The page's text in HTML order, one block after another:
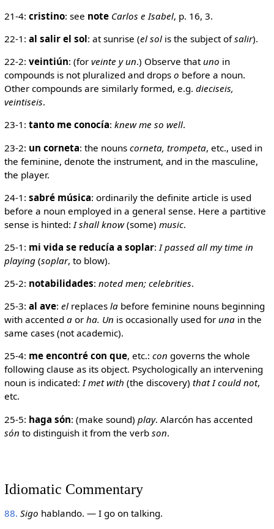
21-4: cristino: see note Carlos e Isabel, p. 16, 3.
22-1: al salir el sol: at sunrise (el solis the subject ofsalir).
22-2: veintiún: (for veinte y un.) Observe thatuno in
compounds is not pluralized and drops o before a noun.
Other compounds are similarly formed, e.g. dieciseis,
veintiseis.
23-1: tanto me conocía: knew me so well.
23-2: un corneta: the nouns corneta, trompeta, etc., used in
the feminine, denote the instrument, and in the masculine,
the player.
24-1: sabré música: ordinarily the definite article is used
before a noun employed in a general sense. Here a partitive
sense is hinted: I shall know(some) music.
25-1: mi vida se reducía a soplar: I passed all my time in
playing(soplar, to blow).
25-2: notabilidades: noted men; celebrities.
25-3: al ave: elreplaces labefore feminine nouns beginning
with accented aor ha. Un is occasionally used for unain the
same cases (not academic).
25-4: me encontré con que, etc.: con governs the whole
following clause as its object. Psychologically an intervening
noun is indicated:I met with (the discovery) that I could not,
etc.
25-5: haga són: (make sound) play. Alarcón has accented
són to distinguish it from the verb son.
Idiomatic Commentary
88. Sigo hablando. — I go on talking.